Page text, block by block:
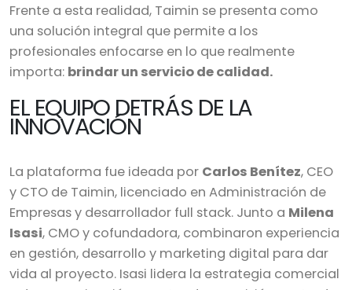
Frente a esta realidad, Taimin se presenta como
una solución integral que permite a los
profesionales enfocarse en lo que realmente
importa: brindar un servicio de calidad.
EL EQUIPO DETRÁS DE LA
INNOVACIÓN
La plataforma fue ideada por Carlos Benítez, CEO
y CTO de Taimin, licenciado en Administración de
Empresas y desarrollador full stack. Junto a Milena
Isasi, CMO y cofundadora, combinaron experiencia
en gestión, desarrollo y marketing digital para dar
vida al proyecto. Isasi lidera la estrategia comercial